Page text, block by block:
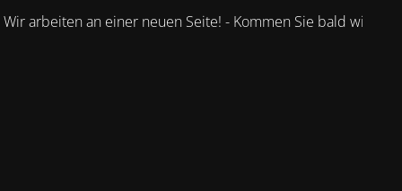
Wir arbeiten an einer neuen Seite! - Kommen Sie bald wieder.